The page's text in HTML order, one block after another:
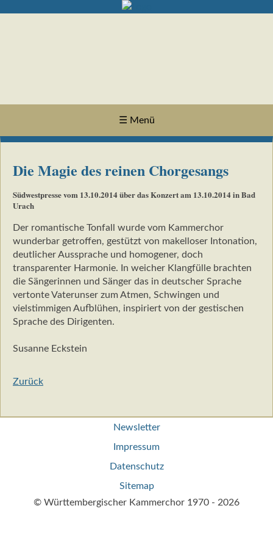
☰ Menü
Die Magie des reinen Chorgesangs
Südwestpresse vom 13.10.2014 über das Konzert am 13.10.2014 in Bad
Urach
Der romantische Tonfall wurde vom Kammerchor
wunderbar getroffen, gestützt von makelloser Intonation,
deutlicher Aussprache und homogener, doch
transparenter Harmonie. In weicher Klangfülle brachten
die Sängerinnen und Sänger das in deutscher Sprache
vertonte Vaterunser zum Atmen, Schwingen und
vielstimmigen Aufblühen, inspiriert von der gestischen
Sprache des Dirigenten.
Susanne Eckstein
Zurück
Newsletter
Impressum
Datenschutz
Sitemap
© Württembergischer Kammerchor 1970 - 2026